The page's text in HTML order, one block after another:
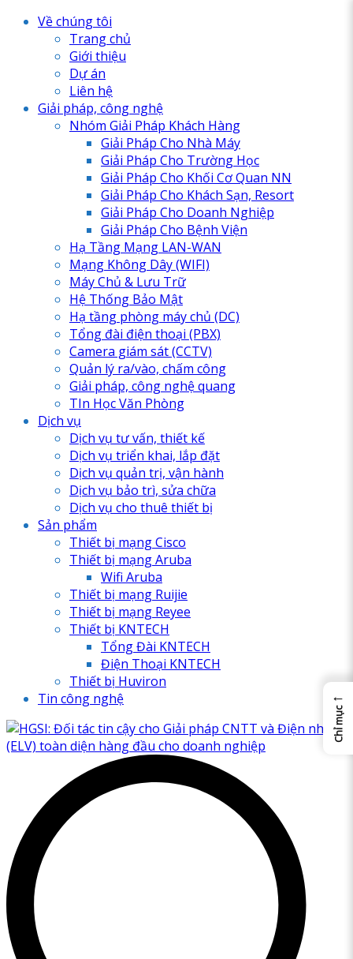
Về chúng tôi
Trang chủ
Giới thiệu
Dự án
Liên hệ
Giải pháp, công nghệ
Nhóm Giải Pháp Khách Hàng
Giải Pháp Cho Nhà Máy
Giải Pháp Cho Trường Học
Giải Pháp Cho Khối Cơ Quan NN
Giải Pháp Cho Khách Sạn, Resort
Giải Pháp Cho Doanh Nghiệp
Giải Pháp Cho Bệnh Viện
Hạ Tầng Mạng LAN-WAN
Mạng Không Dây (WIFI)
Máy Chủ & Lưu Trữ
Hệ Thống Bảo Mật
Hạ tầng phòng máy chủ (DC)
Tổng đài điện thoại (PBX)
Camera giám sát (CCTV)
Quản lý ra/vào, chấm công
Giải pháp, công nghệ quang
TIn Học Văn Phòng
Dịch vụ
Dịch vụ tư vấn, thiết kế
Dịch vụ triển khai, lắp đặt
Dịch vụ quản trị, vận hành
Dịch vụ bảo trì, sửa chữa
Dịch vụ cho thuê thiết bị
Sản phẩm
Thiết bị mạng Cisco
Thiết bị mạng Aruba
Wifi Aruba
Thiết bị mạng Ruijie
Thiết bị mạng Reyee
Thiết bị KNTECH
Tổng Đài KNTECH
Điện Thoại KNTECH
Thiết bị Huviron
Tin công nghệ
←
Chỉ mục